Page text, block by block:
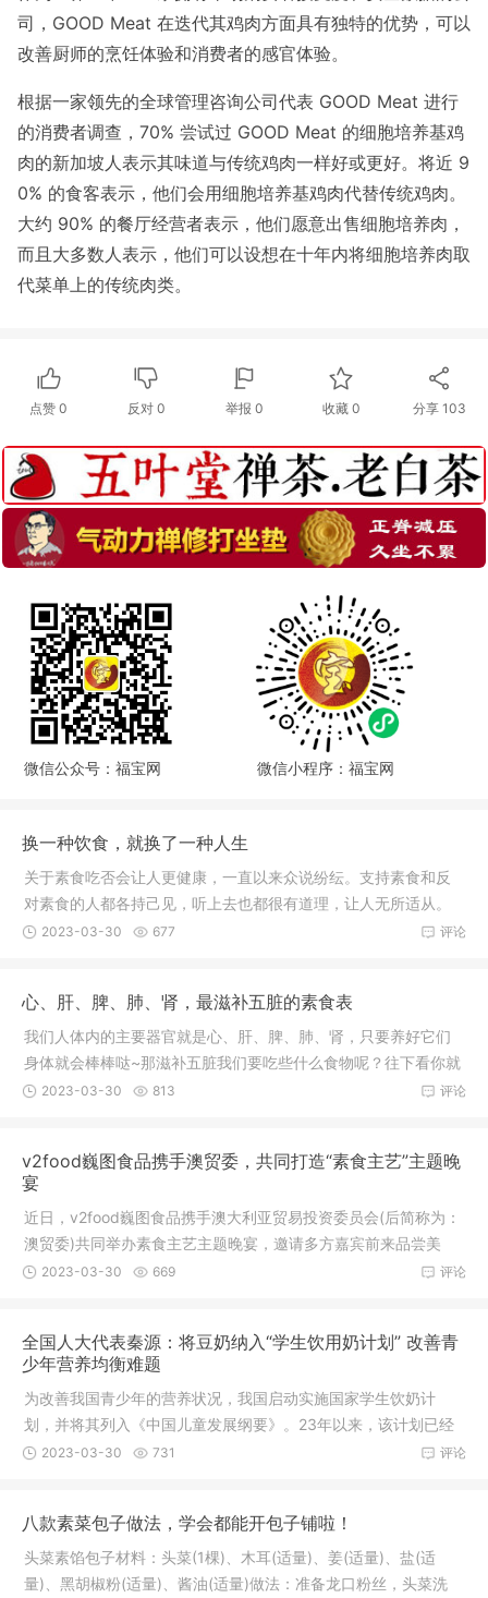
司，GOOD Meat 在迭代其鸡肉方面具有独特的优势，可以
改善厨师的烹饪体验和消费者的感官体验。
根据一家领先的全球管理咨询公司代表 GOOD Meat 进行
的消费者调查，70% 尝试过 GOOD Meat 的细胞培养基鸡
肉的新加坡人表示其味道与传统鸡肉一样好或更好。将近 9
0% 的食客表示，他们会用细胞培养基鸡肉代替传统鸡肉。
大约 90% 的餐厅经营者表示，他们愿意出售细胞培养肉，
而且大多数人表示，他们可以设想在十年内将细胞培养肉取
代菜单上的传统肉类。
点赞0 反对 0 举报 0 收藏 0 分享 103
微信公众号：福宝网 微信小程序：福宝网
换一种饮食，就换了一种人生
关于素食吃否会让人更健康，一直以来众说纷纭。支持素食和反
对素食的人都各持己见，听上去也都很有道理，让人无所适从。
1、知名
评论
2023-03-30 677
心、肝、脾、肺、肾，最滋补五脏的素食表
我们人体内的主要器官就是心、肝、脾、肺、肾，只要养好它们
身体就会棒棒哒~那滋补五脏我们要吃些什么食物呢？往下看你就
知道了
评论
2023-03-30 813
v2food巍图食品携手澳贸委，共同打造“素食主艺”主题晚
宴
近日，v2food巍图食品携手澳大利亚贸易投资委员会(后简称为：
澳贸委)共同举办素食主艺主题晚宴，邀请多方嘉宾前来品尝美
味、营养
评论
2023-03-30 669
全国人大代表秦源：将豆奶纳入“学生饮用奶计划” 改善青
少年营养均衡难题
为改善我国青少年的营养状况，我国启动实施国家学生饮奶计
划，并将其列入《中国儿童发展纲要》。23年以来，该计划已经
惠及31个省
评论
2023-03-30 731
八款素菜包子做法，学会都能开包子铺啦！
头菜素馅包子材料：头菜(1棵)、木耳(适量)、姜(适量)、盐(适
量)、黑胡椒粉(适量)、酱油(适量)做法：准备龙口粉丝，头菜洗